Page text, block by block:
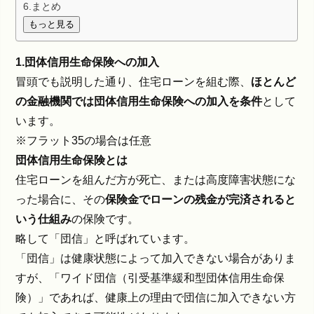
6.まとめ
もっと見る
1.団体信用生命保険への加入
冒頭でも説明した通り、住宅ローンを組む際、 ほとんど
の金融機関では団体信用生命保険への加入を条件として
います。
※フラット35の場合は任意
団体信用生命保険とは
住宅ローンを組んだ方が死亡、または高度障害状態にな
った場合に、その保険金でローンの残金が完済されると
いう仕組みの保険です。
略して「団信」と呼ばれています。
「団信」は健康状態によって加入できない場合がありま
すが、「ワイド団信（引受基準緩和型団体信用生命保
険）」であれば、健康上の理由で団信に加入できない方